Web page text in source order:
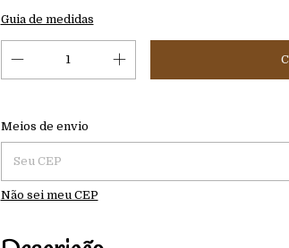
Guia de medidas
Entregas para o CEP:
Meios de envio
Não sei meu CEP